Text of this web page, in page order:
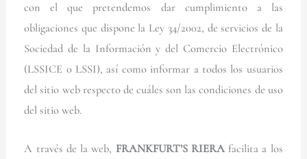
con el que pretendemos dar cumplimiento a las
obligaciones que dispone la Ley 34/2002, de servicios de la
Sociedad de la Información y del Comercio Electrónico
(LSSICE o LSSI), así como informar a todos los usuarios
del sitio web respecto de cuáles son las condiciones de uso
del sitio web.
A través de la web, FRANKFURT’S RIERA facilita a los